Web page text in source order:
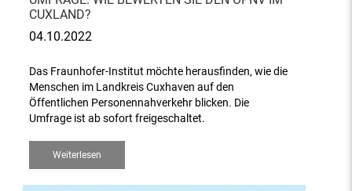
CUXLAND?
04.10.2022
Das Fraunhofer-Institut möchte herausfinden, wie die
Menschen im Landkreis Cuxhaven auf den
Öffentlichen Personennahverkehr blicken. Die
Umfrage ist ab sofort freigeschaltet.
Weiterlesen